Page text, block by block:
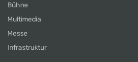
Bühne
Multimedia
Messe
Infrastruktur